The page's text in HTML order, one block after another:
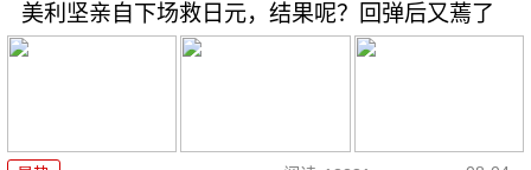
美利坚亲自下场救日元，结果呢？回弹后又蔫了